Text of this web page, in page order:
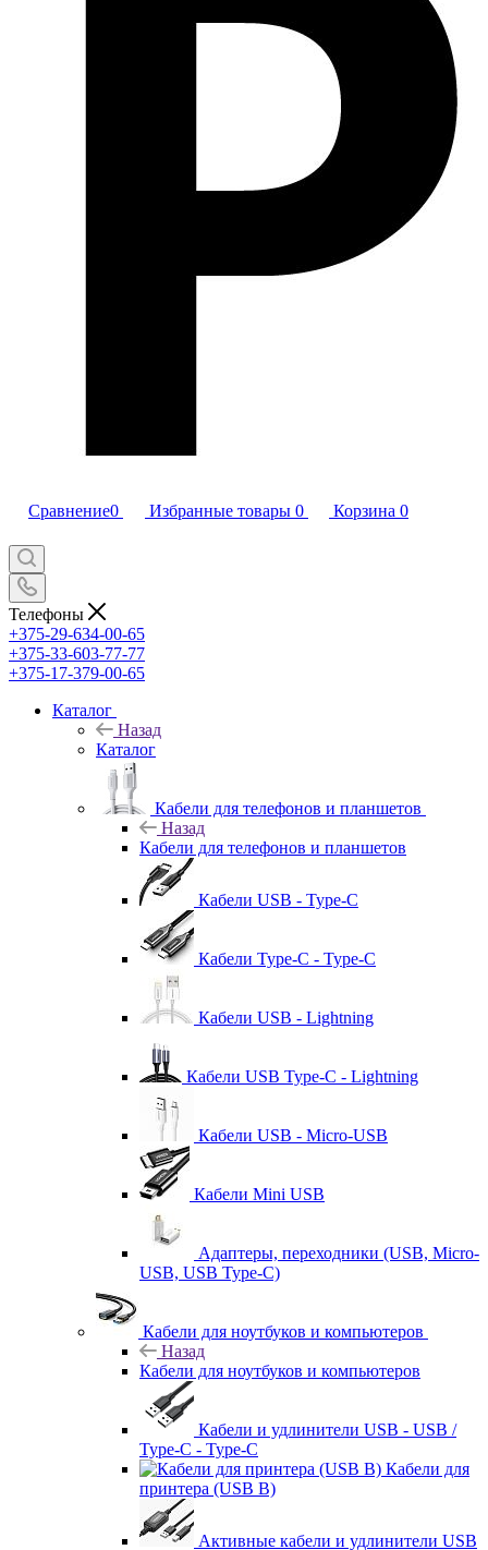
Сравнение0 Избранные товары 0 Корзина 0
Телефоны
+375-29-634-00-65
+375-33-603-77-77
+375-17-379-00-65
Каталог
Назад
Каталог
Кабели для телефонов и планшетов
Назад
Кабели для телефонов и планшетов
Кабели USB - Type-C
Кабели Type-C - Type-C
Кабели USB - Lightning
Кабели USB Type-C - Lightning
Кабели USB - Micro-USB
Кабели Mini USB
Адаптеры, переходники (USB, Micro-
USB, USB Type-C)
Кабели для ноутбуков и компьютеров
Назад
Кабели для ноутбуков и компьютеров
Кабели и удлинители USB - USB /
Type-C - Type-C
Кабели для
принтера (USB B)
Активные кабели и удлинители USB